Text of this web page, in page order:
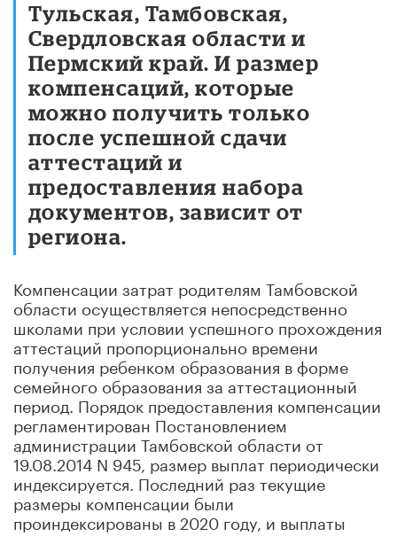
Тульская, Тамбовская,
Свердловская области и
Пермский край. И размер
компенсаций, которые
можно получить только
после успешной сдачи
аттестаций и
предоставления набора
документов, зависит от
региона.
Компенсации затрат родителям Тамбовской
области осуществляется непосредственно
школами при условии успешного прохождения
аттестаций пропорционально времени
получения ребенком образования в форме
семейного образования за аттестационный
период. Порядок предоставления компенсации
регламентирован Постановлением
администрации Тамбовской области от
19.08.2014 N 945, размер выплат периодически
индексируется. Последний раз текущие
размеры компенсации были
проиндексированы в 2020 году, и выплаты